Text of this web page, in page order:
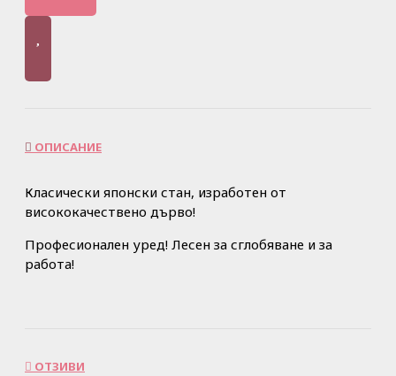
ОПИСАНИЕ
Класически японски стан, изработен от
висококачествено дърво!
Професионален уред! Лесен за сглобяване и за
работа!
ОТЗИВИ